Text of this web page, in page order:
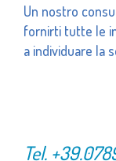
Un nostro
fornirti tutte le
a individuare la
Tel.